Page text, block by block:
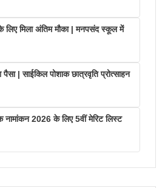
लिए मिला अंतिम मौका | मनपसंद स्कूल में
| साईकिल पोशाक छात्रवृति प्रोत्साहन
नामांकन 2026 के लिए 5वीं मेरिट लिस्ट